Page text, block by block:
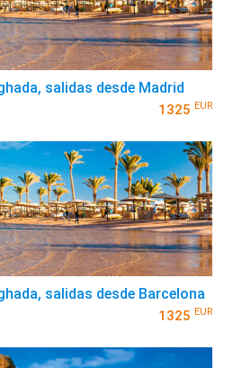
salidas desde Madrid
1325 EUR
salidas desde Barcelona
1325 EUR